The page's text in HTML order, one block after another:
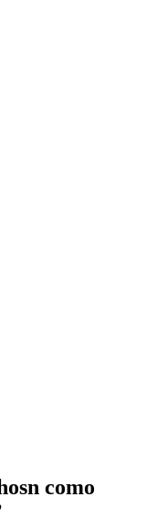
como